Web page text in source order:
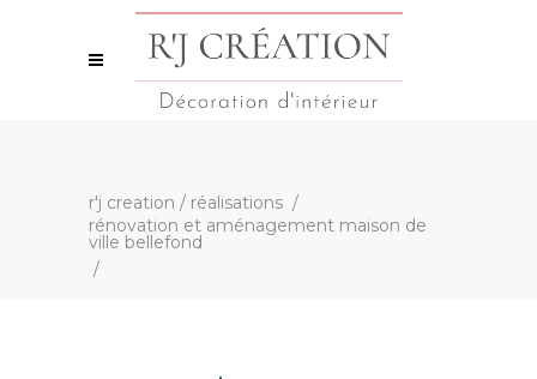
r'j creation / réalisations /
rénovation et aménagement maison de
ville bellefond
/